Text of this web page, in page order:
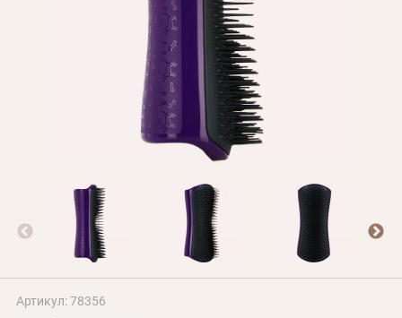
Програма лояльності
Про Нас
Оптовим клієнтам
Контакти
+380 (95) 095-00-05
Артикул: 78356